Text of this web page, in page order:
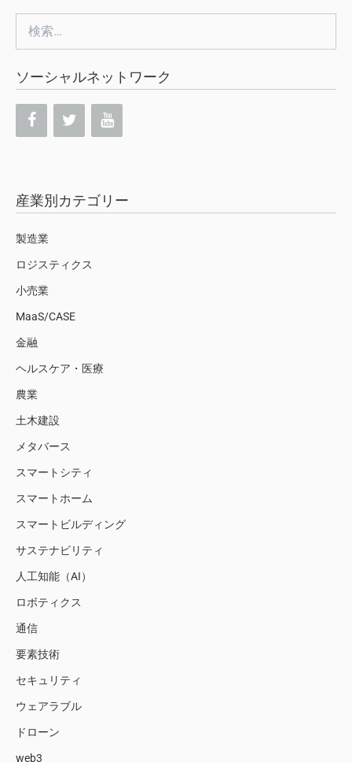
索:
ソーシャルネットワーク
産業別カテゴリー
製造業
ロジスティクス
小売業
MaaS/CASE
金融
ヘルスケア・医療
農業
土木建設
メタバース
スマートシティ
スマートホーム
スマートビルディング
サステナビリティ
人工知能（AI）
ロボティクス
通信
要素技術
セキュリティ
ウェアラブル
ドローン
web3